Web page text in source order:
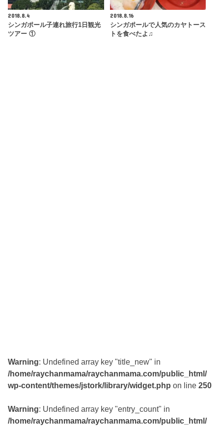
2018.8.4
シンガポール子連れ旅行1日観光
ツアー ①
2018.8.16
シンガポールで人気のカヤトース
トを食べたよ♫
Warning: Undefined array key "title_new" in
/home/raychanmama/raychanmama.com/public_html/
wp-content/themes/jstork/library/widget.php on line250
Warning: Undefined array key "entry_count" in
/home/raychanmama/raychanmama.com/public_html/